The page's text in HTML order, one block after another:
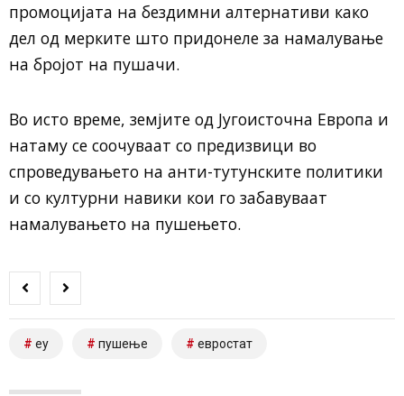
промоцијата на бездимни алтернативи како
дел од мерките што придонеле за намалување
на бројот на пушачи.
Во исто време, земјите од Југоисточна Европа и
натаму се соочуваат со предизвици во
спроведувањето на анти-тутунските политики
и со културни навики кои го забавуваат
намалувањето на пушењето.
еу пушење евростат